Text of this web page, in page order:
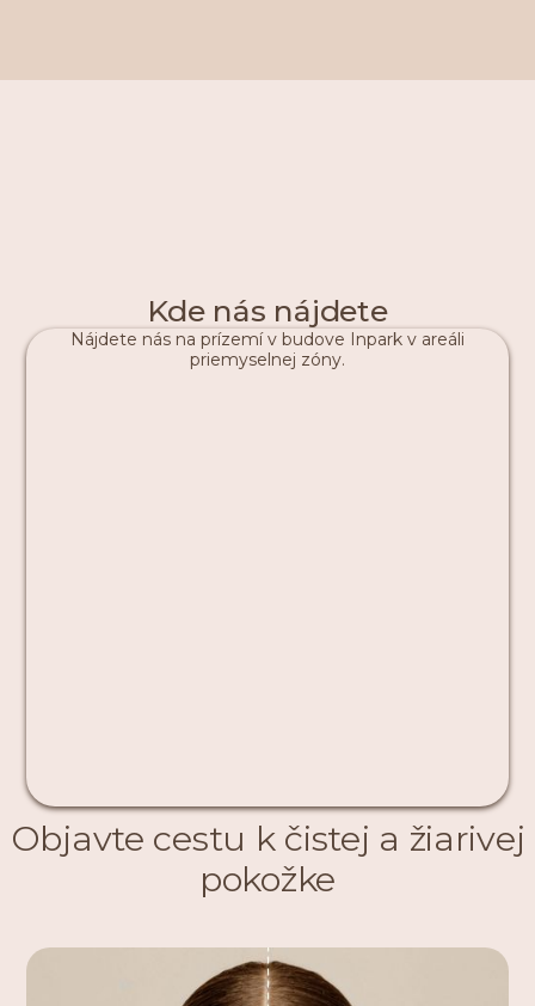
Kde nás nájdete
Nájdete nás na prízemí v budove Inpark v areáli
priemyselnej zóny.
Objavte cestu k čistej a žiarivej
pokožke